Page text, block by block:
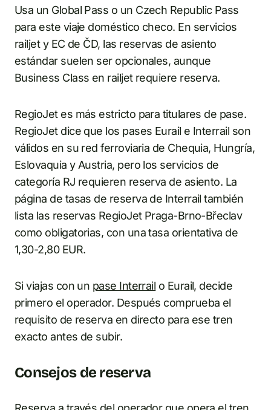
Usa un Global Pass o un Czech Republic Pass
para este viaje doméstico checo. En servicios
railjet y EC de ČD, las reservas de asiento
estándar suelen ser opcionales, aunque
Business Class en railjet requiere reserva.
RegioJet es más estricto para titulares de pase.
RegioJet dice que los pases Eurail e Interrail son
válidos en su red ferroviaria de Chequia, Hungría,
Eslovaquia y Austria, pero los servicios de
categoría RJ requieren reserva de asiento. La
página de tasas de reserva de Interrail también
lista las reservas RegioJet Praga-Brno-Břeclav
como obligatorias, con una tasa orientativa de
1,30-2,80 EUR.
Si viajas con un pase Interrail o Eurail, decide
primero el operador. Después comprueba el
requisito de reserva en directo para ese tren
exacto antes de subir.
Consejos de reserva